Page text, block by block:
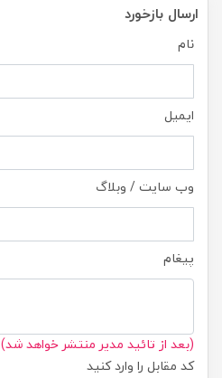
ارسال بازخورد
نام
ایمیل
وب سایت / وبلاگ
پیغام
(بعد از تائید مدیر منتشر خواهد شد)
کد مقابل را وارد کنید